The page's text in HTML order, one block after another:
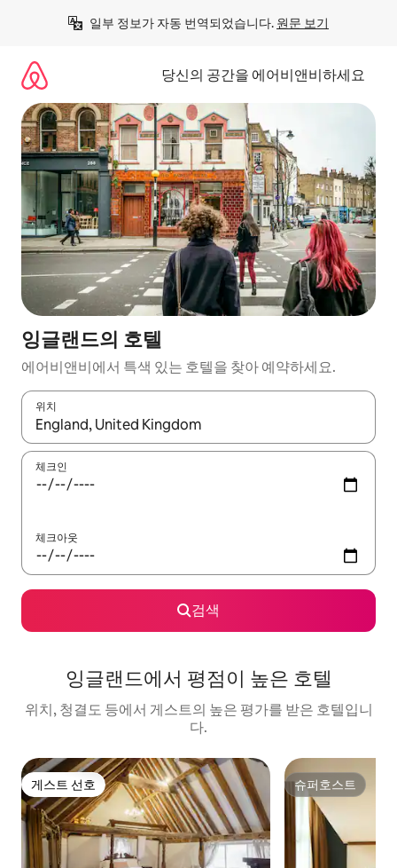
일부 정보가 자동 번역되었습니다. 원문 보기
당신의 공간을 에어비앤비하세요
잉글랜드의 호텔
에어비앤비에서 특색 있는 호텔을 찾아 예약하세요.
위치
결과가 나오면 위·아래 화살표 키를 사용하거나 터치 또는 스와이
체크인
체크아웃
검색
잉글랜드에서 평점이 높은 호텔
위치, 청결도 등에서 게스트의 높은 평가를 받은 호텔입니
다.
게스트 선호
게스트 선호 슈퍼호스트
슈퍼호스트